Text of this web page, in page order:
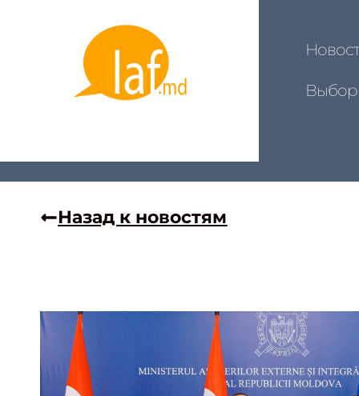
Назад к новостям